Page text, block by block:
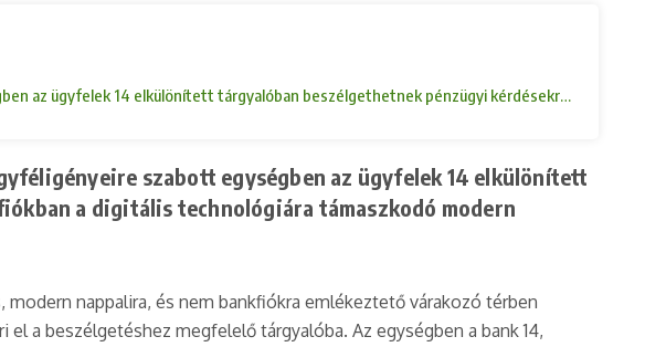
az ügyfelek 14 elkülönített tárgyalóban beszélgethetnek pénzügyi kérdésekről a
szabott egységben az ügyfelek 14 elkülönített
a digitális technológiára támaszkodó modern
nappalira, és nem bankfiókra emlékeztető várakozó térben
a beszélgetéshez megfelelő tárgyalóba. Az egységben a bank 14,